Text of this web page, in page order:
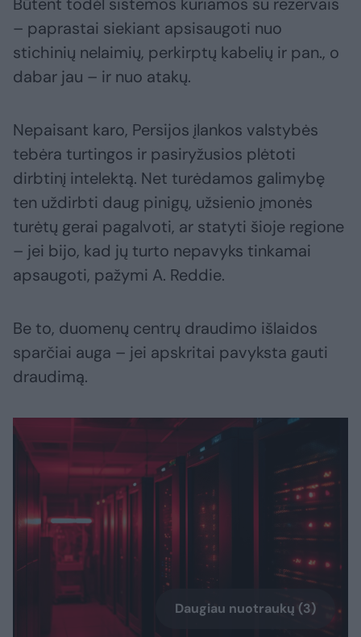
Būtent todėl sistemos kuriamos su rezervais
– paprastai siekiant apsisaugoti nuo
stichinių nelaimių, perkirptų kabelių ir pan., o
dabar jau – ir nuo atakų.
Nepaisant karo, Persijos įlankos valstybės
tebėra turtingos ir pasiryžusios plėtoti
dirbtinį intelektą. Net turėdamos galimybę
ten uždirbti daug pinigų, užsienio įmonės
turėtų gerai pagalvoti, ar statyti šioje regione
– jei bijo, kad jų turto nepavyks tinkamai
apsaugoti, pažymi A. Reddie.
Be to, duomenų centrų draudimo išlaidos
sparčiai auga – jei apskritai pavyksta gauti
draudimą.
Daugiau nuotraukų (3)